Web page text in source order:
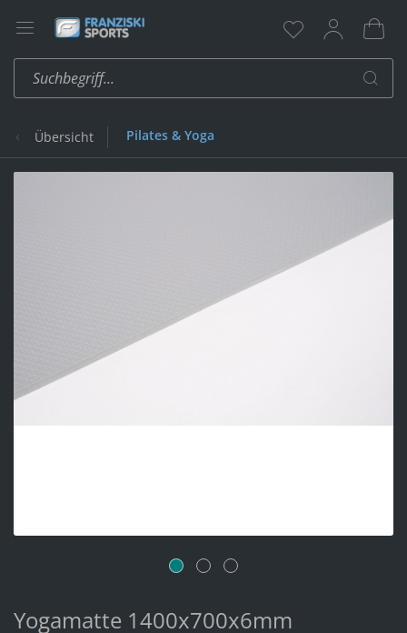
Übersicht Pilates & Yoga
Yogamatte 1400x700x6mm